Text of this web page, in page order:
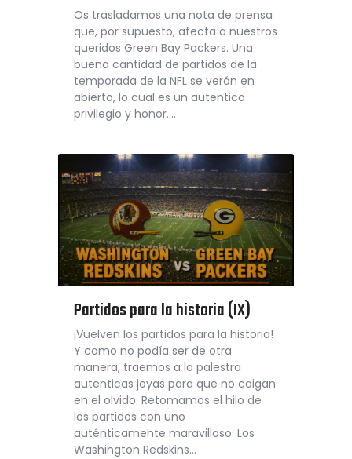
Os trasladamos una nota de prensa
que, por supuesto, afecta a nuestros
queridos Green Bay Packers. Una
buena cantidad de partidos de la
temporada de la NFL se verán en
abierto, lo cual es un autentico
privilegio y honor.…
Partidos para la historia (IX)
¡Vuelven los partidos para la historia!
Y como no podía ser de otra
manera, traemos a la palestra
autenticas joyas para que no caigan
en el olvido. Retomamos el hilo de
los partidos con uno
auténticamente maravilloso. Los
Washington Redskins…